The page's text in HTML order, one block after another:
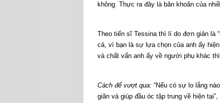
không. Thực ra đây là băn khoăn của
Theo tiến sĩ Tessina thì lí do đơn giản là
cả, vì bạn là sự lựa chọn của anh ấy
và chất vấn anh ấy về người phụ khác
Cách để vượt qua: “Nếu có sự lo lắng
giãn và giúp đầu óc tập trung về hiện